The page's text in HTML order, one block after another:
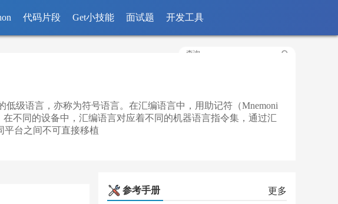
代码片段 Get小技能 面试题 开发工具
低级语言，亦称为符号语言。在汇编语言中，用助记符（Mnemoni
不同的设备中，汇编语言对应着不同的机器语言指令集，通过汇
平台之间不可直接移植
参考手册 更多